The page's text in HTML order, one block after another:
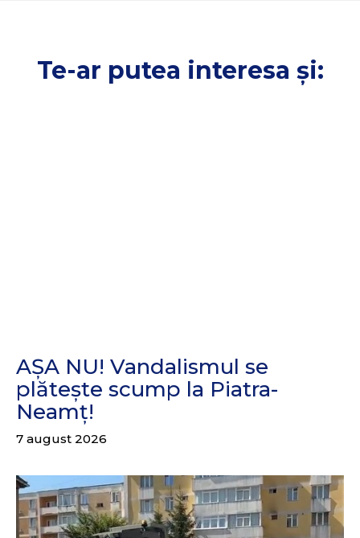
Te-ar putea interesa și:
AȘA NU! Vandalismul se
plătește scump la Piatra-
Neamț!
7 august 2026